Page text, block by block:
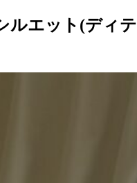
ルエット(ディテ